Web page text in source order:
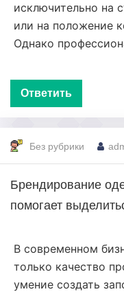
исключительно на
или на положение
Однако
Ответить
Без рубрики
Брендирование
помогает
В современном
только качество
умение создать